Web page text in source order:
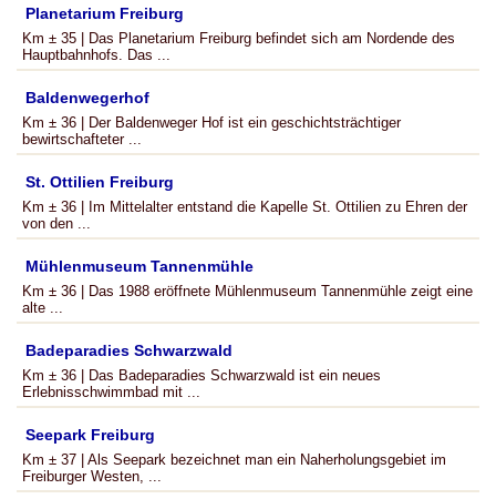
Planetarium Freiburg
Km ± 35 | Das Planetarium Freiburg befindet sich am Nordende des
Hauptbahnhofs. Das ...
Baldenwegerhof
Km ± 36 | Der Baldenweger Hof ist ein geschichtsträchtiger
bewirtschafteter ...
St. Ottilien Freiburg
Km ± 36 | Im Mittelalter entstand die Kapelle St. Ottilien zu Ehren der
von den ...
Mühlenmuseum Tannenmühle
Km ± 36 | Das 1988 eröffnete Mühlenmuseum Tannenmühle zeigt eine
alte ...
Badeparadies Schwarzwald
Km ± 36 | Das Badeparadies Schwarzwald ist ein neues
Erlebnisschwimmbad mit ...
Seepark Freiburg
Km ± 37 | Als Seepark bezeichnet man ein Naherholungsgebiet im
Freiburger Westen, ...